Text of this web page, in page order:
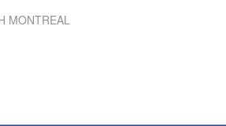
MONTREAL
Toronto